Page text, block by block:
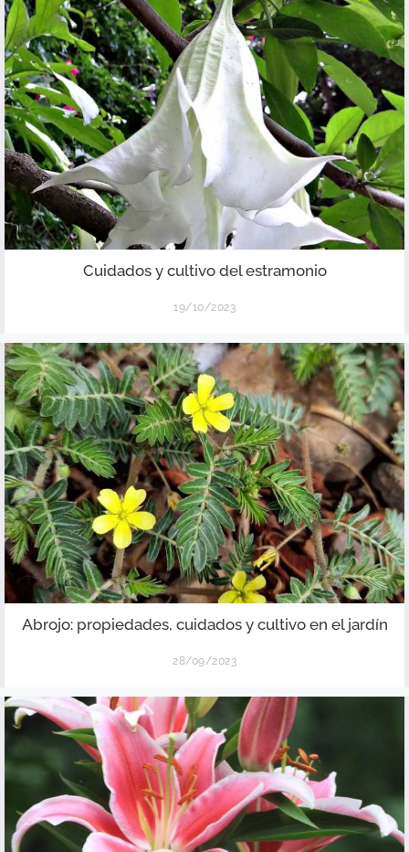
Cuidados y cultivo del estramonio
19/10/2023
Abrojo: propiedades, cuidados y cultivo en el jardín
28/09/2023